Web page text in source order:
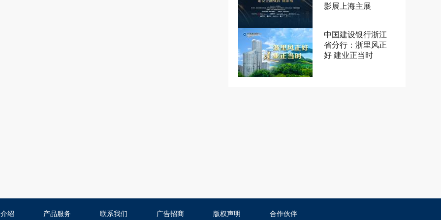
影展上海主展
中国建设银行浙江
省分行：浙里风正
好 建业正当时
绍 产品服务 联系我们 广告招商 版权声明 合作伙伴